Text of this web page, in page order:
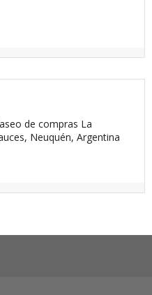
de compras La
Neuquén, Argentina